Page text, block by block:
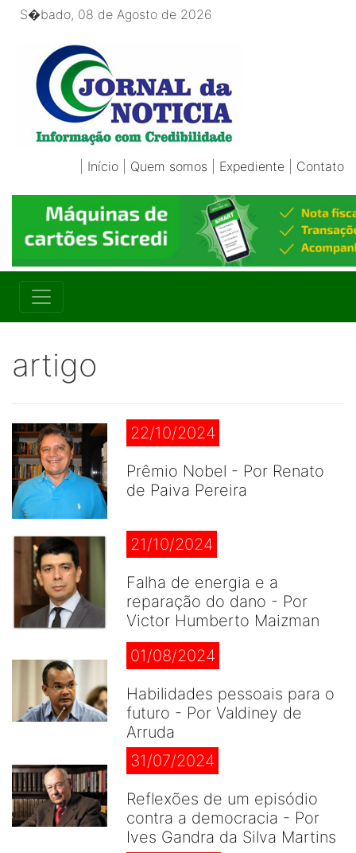
S�bado, 08 de Agosto de 2026
Início Quem somos Expediente Contato
artigo
22/10/2024
Prêmio Nobel - Por Renato
de Paiva Pereira
21/10/2024
Falha de energia e a
reparação do dano - Por
Victor Humberto Maizman
01/08/2024
Habilidades pessoais para o
futuro - Por Valdiney de
Arruda
31/07/2024
Reflexões de um episódio
contra a democracia - Por
Ives Gandra da Silva Martins